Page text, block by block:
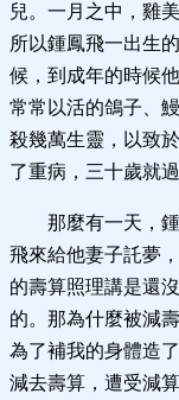
兒。一月之中，雞
所以鍾鳳飛一出生
候，到成年的時候
常常以活的鴿子、
殺幾萬生靈，以致
了重病，三十歲就
那麼有一天，
飛來給他妻子託夢
的壽算照理講是還
的。那為什麼被減
為了補我的身體造
減去壽算，遭受減